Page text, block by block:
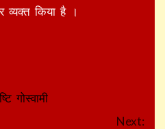
व्यक्त किया है ।
गोस्वामी
Next: